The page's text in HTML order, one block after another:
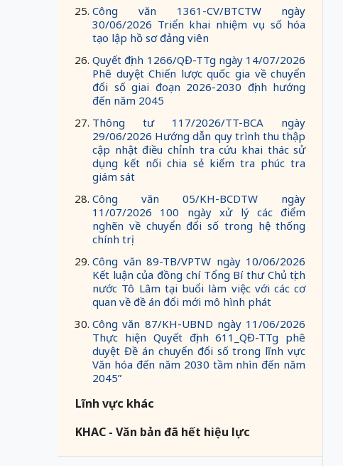
Công văn 1361-CV/BTCTW ngày
30/06/2026 Triển khai nhiệm vụ số hóa
tạo lập hồ sơ đảng viên
Quyết định 1266/QĐ-TTg ngày 14/07/2026
Phê duyệt Chiến lược quốc gia về chuyển
đổi số giai đoạn 2026-2030 định hướng
đến năm 2045
Thông tư 117/2026/TT-BCA ngày
29/06/2026 Hướng dẫn quy trình thu thập
cập nhật điều chỉnh tra cứu khai thác sử
dụng kết nối chia sẻ kiểm tra phúc tra
giám sát
Công văn 05/KH-BCDTW ngày
11/07/2026 100 ngày xử lý các điểm
nghẽn về chuyển đổi số trong hệ thống
chính trị
Công văn 89-TB/VPTW ngày 10/06/2026
Kết luận của đồng chí Tổng Bí thư Chủ tịch
nước Tô Lâm tại buổi làm việc với các cơ
quan về đề án đổi mới mô hình phát
Công văn 87/KH-UBND ngày 11/06/2026
Thực hiện Quyết định 611_QĐ-TTg phê
duyệt Đề án chuyển đổi số trong lĩnh vực
Văn hóa đến năm 2030 tầm nhìn đến năm
2045”
Lĩnh vực khác
KHAC - Văn bản đã hết hiệu lực